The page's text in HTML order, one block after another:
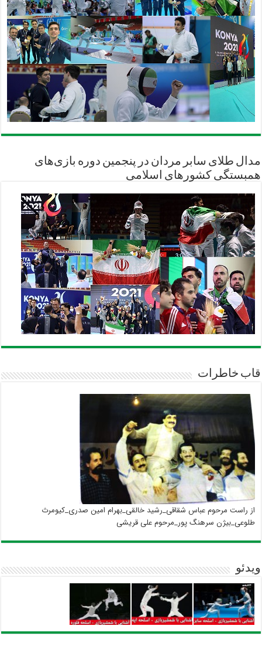
مدال طلای سابر مردان در پنجمین دوره بازی‌های
همبستگی کشورهای اسلامی
قاب خاطرات
از راست مرحوم عباس شقاقی_رشید خالقی_بهرام امین صدری_کیومرث
طلوعی_بیژن سرهنگ پور_مرحوم علی قریشی
ویدئو